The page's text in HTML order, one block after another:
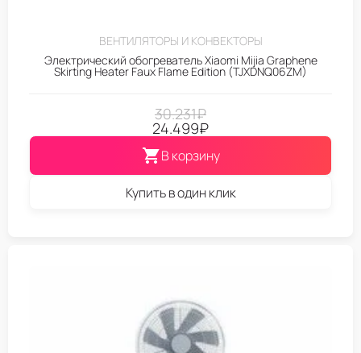
ВЕНТИЛЯТОРЫ И КОНВЕКТОРЫ
Электрический обогреватель Xiaomi Mijia Graphene
Skirting Heater Faux Flame Edition (TJXDNQ06ZM)
30.231₽
24.499₽
В корзину
Купить в один клик